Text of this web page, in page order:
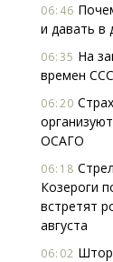
06:46
и давать в
06:35 На
времен
06:20
ОСАГО
06:18
Козероги
встретят
августа
06:02